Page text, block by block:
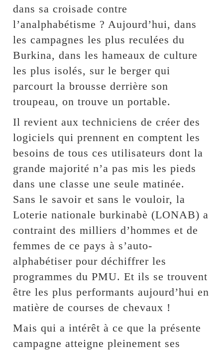
dans sa croisade contre
l’analphabétisme ? Aujourd’hui, dans
les campagnes les plus reculées du
Burkina, dans les hameaux de culture
les plus isolés, sur le berger qui
parcourt la brousse derrière son
troupeau, on trouve un portable.
Il revient aux techniciens de créer des
logiciels qui prennent en comptent les
besoins de tous ces utilisateurs dont la
grande majorité n’a pas mis les pieds
dans une classe une seule matinée.
Sans le savoir et sans le vouloir, la
Loterie nationale burkinabè (LONAB) a
contraint des milliers d’hommes et de
femmes de ce pays à s’auto-
alphabétiser pour déchiffrer les
programmes du PMU. Et ils se trouvent
être les plus performants aujourd’hui en
matière de courses de chevaux !
Mais qui a intérêt à ce que la présente
campagne atteigne pleinement ses